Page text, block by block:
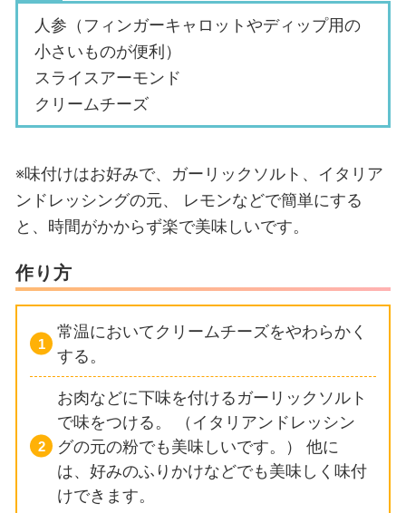
人参（フィンガーキャロットやディップ用の
小さいものが便利）
スライスアーモンド
クリームチーズ
※味付けはお好みで、ガーリックソルト、イタリア
ンドレッシングの元、
レモンなどで簡単にする
と、時間がかからず楽で美味しいです。
作り方
常温においてクリームチーズをやわらかく
する。
お肉などに下味を付けるガーリックソルト
で味をつける。
（イタリアンドレッシン
グの元の粉でも美味しいです。）
他に
は、好みのふりかけなどでも美味しく味付
けできます。